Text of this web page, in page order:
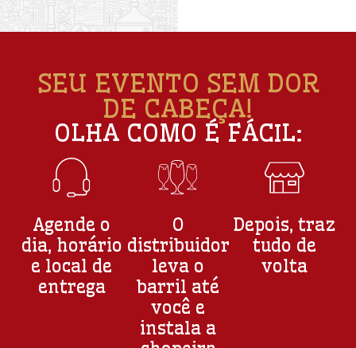
SEU EVENTO SEM DOR
DE CABEÇA!
OLHA COMO É FÁCIL:
Agende o
dia, horário
e local de
entrega
O
distribuidor
leva o
barril até
você e
instala a
Depois, traz
tudo de
volta